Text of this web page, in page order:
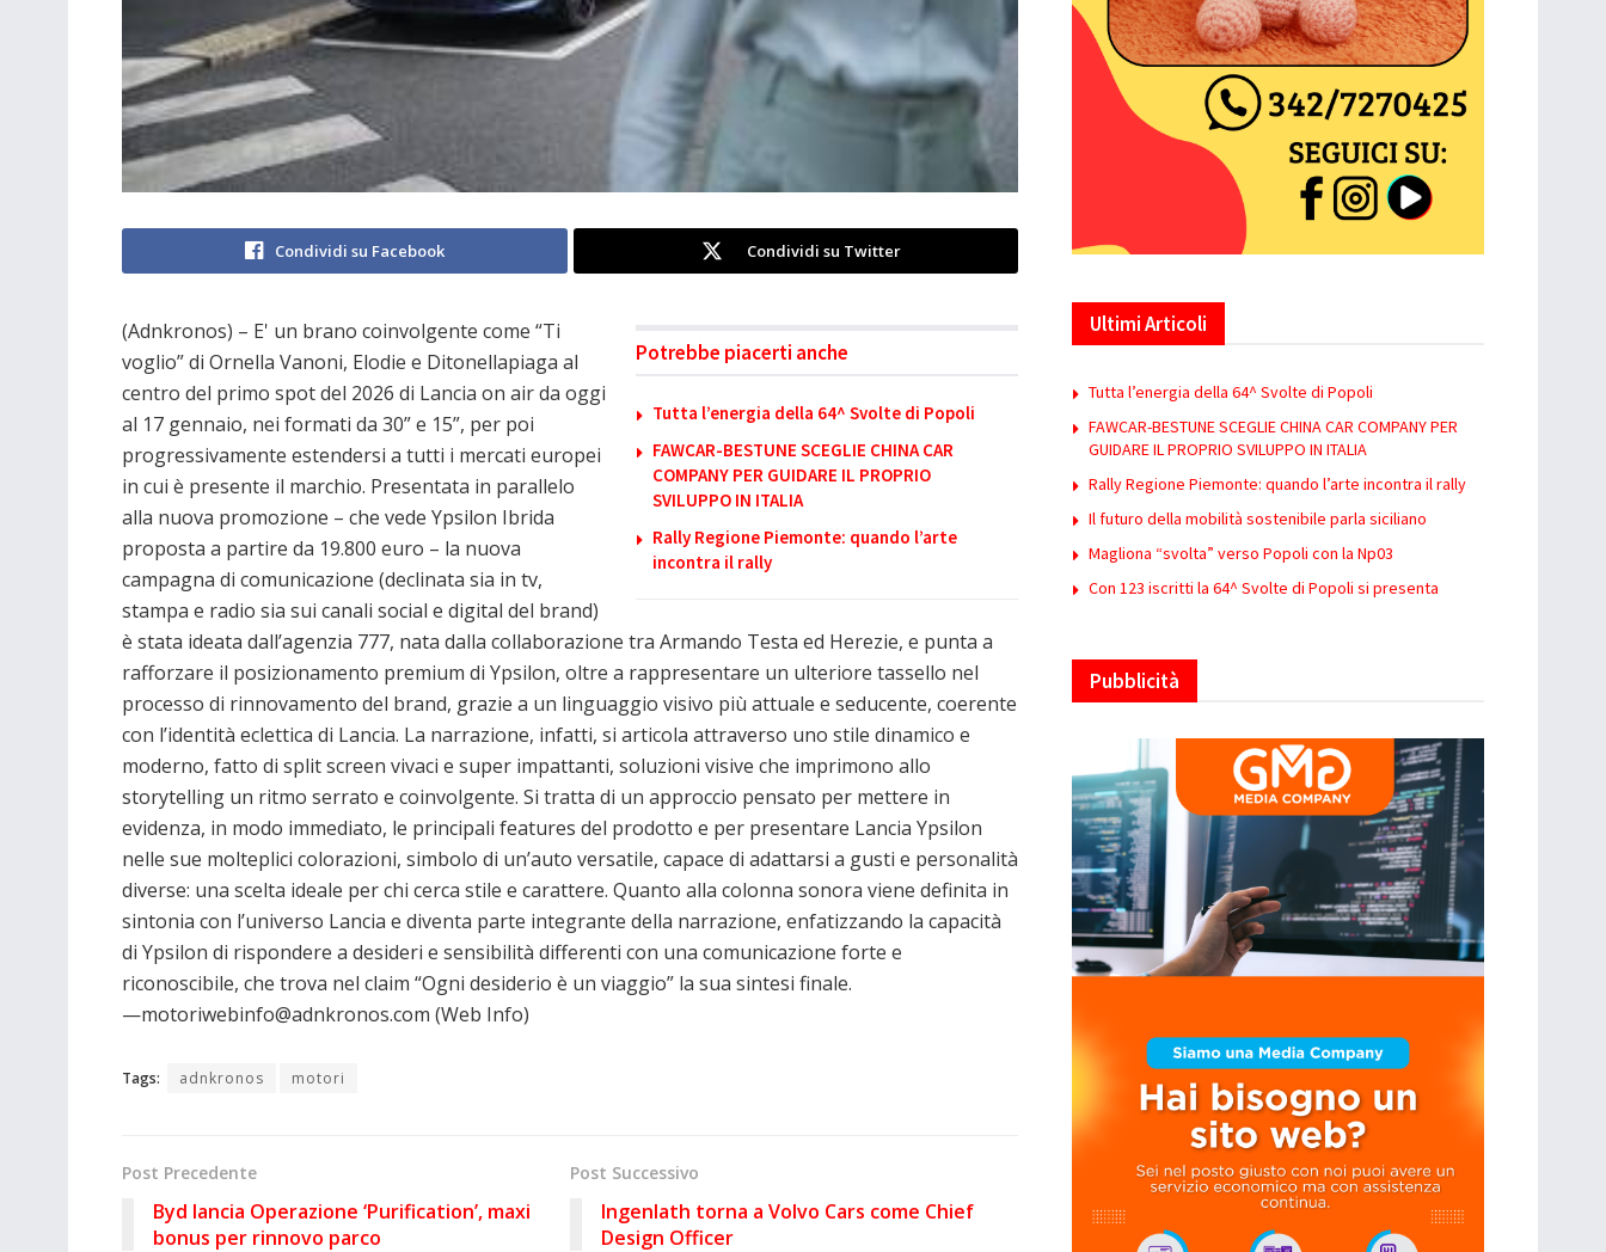
Condividi su Facebook Condividi su Twitter
Potrebbe piacerti anche
Tutta l’energia della 64^ Svolte di Popoli
FAWCAR-BESTUNE SCEGLIE CHINA CAR
COMPANY PER GUIDARE IL PROPRIO
SVILUPPO IN ITALIA
Rally Regione Piemonte: quando l’arte
incontra il rally
(Adnkronos) – E' un brano coinvolgente come “Ti
voglio” di Ornella Vanoni, Elodie e Ditonellapiaga al
centro del primo spot del 2026 di Lancia on air da oggi
al 17 gennaio, nei formati da 30” e 15”, per poi
progressivamente estendersi a tutti i mercati europei
in cui è presente il marchio. Presentata in parallelo
alla nuova promozione – che vede Ypsilon Ibrida
proposta a partire da 19.800 euro – la nuova
campagna di comunicazione (declinata sia in tv,
stampa e radio sia sui canali social e digital del brand)
è stata ideata dall’agenzia 777, nata dalla collaborazione tra Armando Testa ed Herezie, e punta a
rafforzare il posizionamento premium di Ypsilon, oltre a rappresentare un ulteriore tassello nel
processo di rinnovamento del brand, grazie a un linguaggio visivo più attuale e seducente, coerente
con l’identità eclettica di Lancia. La narrazione, infatti, si articola attraverso uno stile dinamico e
moderno, fatto di split screen vivaci e super impattanti, soluzioni visive che imprimono allo
storytelling un ritmo serrato e coinvolgente. Si tratta di un approccio pensato per mettere in
evidenza, in modo immediato, le principali features del prodotto e per presentare Lancia Ypsilon
nelle sue molteplici colorazioni, simbolo di un’auto versatile, capace di adattarsi a gusti e personalità
diverse: una scelta ideale per chi cerca stile e carattere. Quanto alla colonna sonora viene definita in
sintonia con l’universo Lancia e diventa parte integrante della narrazione, enfatizzando la capacità
di Ypsilon di rispondere a desideri e sensibilità differenti con una comunicazione forte e
riconoscibile, che trova nel claim “Ogni desiderio è un viaggio” la sua sintesi finale.
—motoriwebinfo@adnkronos.com (Web Info)
Tags: adnkronos motori
Post Precedente
Byd lancia Operazione ‘Purification’, maxi
bonus per rinnovo parco
Post Successivo
Ingenlath torna a Volvo Cars come Chief
Design Officer
Ultimi Articoli
Tutta l’energia della 64^ Svolte di Popoli
FAWCAR-BESTUNE SCEGLIE CHINA CAR COMPANY PER
GUIDARE IL PROPRIO SVILUPPO IN ITALIA
Rally Regione Piemonte: quando l’arte incontra il rally
Il futuro della mobilità sostenibile parla siciliano
Magliona “svolta” verso Popoli con la Np03
Con 123 iscritti la 64^ Svolte di Popoli si presenta
Pubblicità